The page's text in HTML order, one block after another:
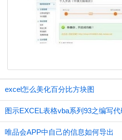
excel怎么美化百分比方块图
图示EXCEL表格vba系列93之编写
唯品会APP中自己的信息如何导出